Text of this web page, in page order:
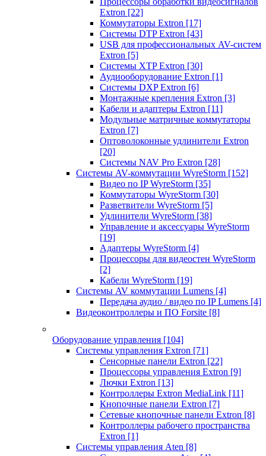
Extron [22]
Коммутаторы Extron [17]
Системы DTP Extron [43]
USB для профессиональных AV-систем
Extron [5]
Системы XTP Extron [30]
Аудиооборудование Extron [1]
Системы DXP Extron [6]
Монтажные крепления Extron [3]
Кабели и адаптеры Extron [11]
Модульные матричные коммутаторы
Extron [7]
Оптоволоконные удлинители Extron
[20]
Системы NAV Pro Extron [28]
Системы AV-коммутации WyreStorm [152]
Видео по IP WyreStorm [35]
Коммутаторы WyreStorm [30]
Разветвители WyreStorm [5]
Удлинители WyreStorm [38]
Управление и аксессуары WyreStorm
[19]
Адаптеры WyreStorm [4]
Процессоры для видеостен WyreStorm
[2]
Кабели WyreStorm [19]
Системы AV коммутации Lumens [4]
Передача аудио / видео по IP Lumens [4]
Видеоконтроллеры и ПО Forsite [8]
Оборудование управления [104]
Системы управления Extron [71]
Сенсорные панели Extron [22]
Процессоры управления Extron [9]
Лючки Extron [13]
Контроллеры Extron MediaLink [11]
Кнопочные панели Extron [7]
Сетевые кнопочные панели Extron [8]
Контроллеры рабочего пространства
Extron [1]
Системы управления Aten [8]